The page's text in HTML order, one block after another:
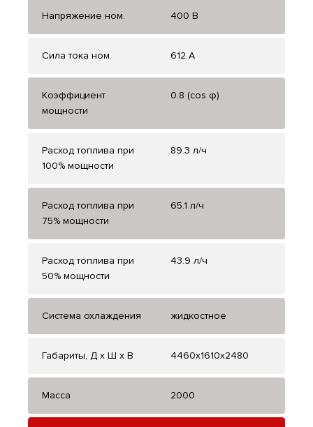
Напряжение ном. 400 В
Сила тока ном. 612 А
Коэффициент
мощности
0.8 (cos φ)
Расход топлива при
100% мощности
89.3 л/ч
Расход топлива при
75% мощности
65.1 л/ч
Расход топлива при
50% мощности
43.9 л/ч
Система охлаждения жидкостное
Габариты, Д x Ш x В 4460x1610x2480
Масса 2000